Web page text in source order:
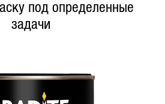
под определенные
задачи